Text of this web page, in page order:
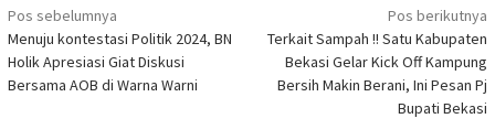
Navigasi
pos
Pos sebelumnya
Menuju kontestasi Politik 2024, BN
Holik Apresiasi Giat Diskusi
Bersama AOB di Warna Warni
Pos berikutnya
Terkait Sampah !! Satu Kabupaten
Bekasi Gelar Kick Off Kampung
Bersih Makin Berani, Ini Pesan Pj
Bupati Bekasi